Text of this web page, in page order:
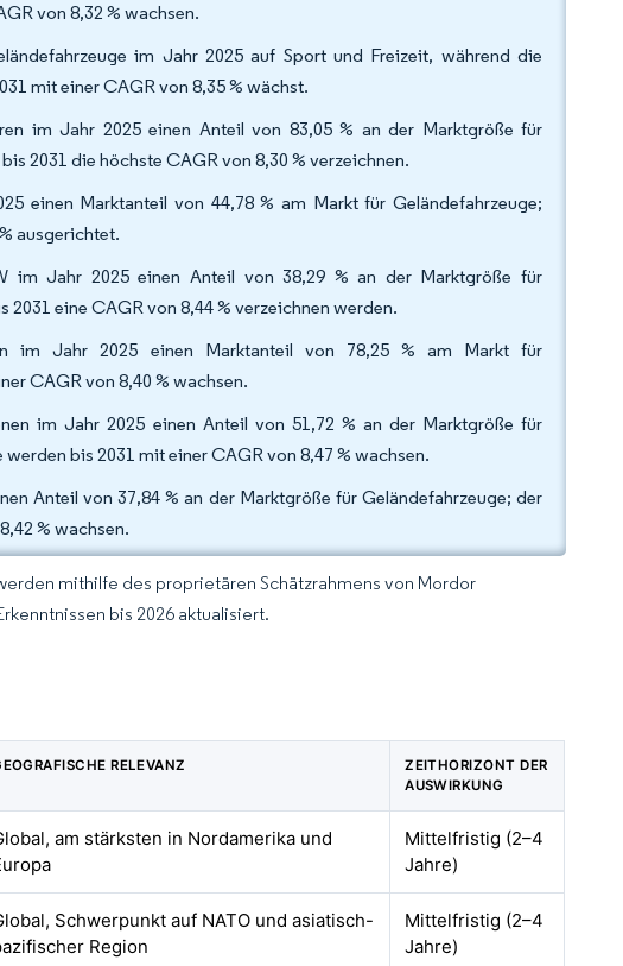
von 8,32 % wachsen.
im Jahr 2025 auf Sport und Freizeit, während die
mit einer CAGR von 8,35 % wächst.
im Jahr 2025 einen Anteil von 83,05 % an der Marktgröße für
2031 die höchste CAGR von 8,30 % verzeichnen.
einen Marktanteil von 44,78 % am Markt für Geländefahrzeuge;
ausgerichtet.
im Jahr 2025 einen Anteil von 38,29 % an der Marktgröße für
eine CAGR von 8,44 % verzeichnen werden.
im Jahr 2025 einen Marktanteil von 78,25 % am Markt für
CAGR von 8,40 % wachsen.
im Jahr 2025 einen Anteil von 51,72 % an der Marktgröße für
bis 2031 mit einer CAGR von 8,47 % wachsen.
Anteil von 37,84 % an der Marktgröße für Geländefahrzeuge; der
% wachsen.
mithilfe des proprietären Schätzrahmens von Mordor
bis 2026 aktualisiert.
RELEVANZ
ZEITHORIZONT DER
AUSWIRKUNG
am stärksten in Nordamerika und
Mittelfristig (2–4
Jahre)
Schwerpunkt auf NATO und asiatisch-
Region
Mittelfristig (2–4
Jahre)